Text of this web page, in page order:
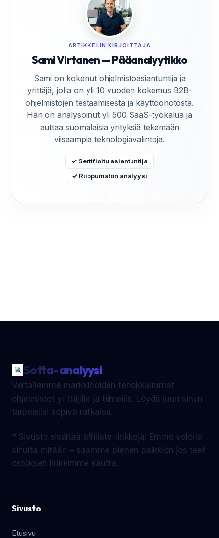
ARTIKKELIN KIRJOITTAJA
Sami Virtanen — Pääanalyytikko
Sami on kokenut ohjelmistoasiantuntija ja
yrittäjä, jolla on yli 10 vuoden kokemus B2B-
ohjelmistojen testaamisesta ja käyttöönotosta.
Hän on analysoinut yli 500 SaaS-työkalua ja
auttaa suomalaisia yrityksiä tekemään
viisaampia teknologiavalintoja.
✓ Sertifioitu asiantuntija
✓ Riippumaton analyysi
Softa-analyysi
Vertailemme markkinoiden tehokkaimmat
ohjelmistot yrittäjille ja tiimeille. Löydä juuri sinun
tarpeisiisi sopiva ratkaisu.
* Sivusto sisältää affiliate-linkkejä. Emme veloita
sinulta mitään – saamme pienen palkkion jos teet
ostoksen linkkimme kautta.
Sivusto
Etusivu